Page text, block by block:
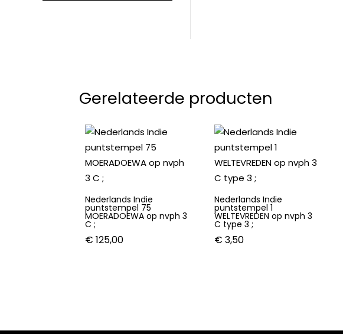
Gerelateerde producten
Nederlands Indie
puntstempel 75
MOERADOEWA op nvph 3
C ;
€ 125,00
Nederlands Indie
puntstempel 1
WELTEVREDEN op nvph 3
C type 3 ;
€ 3,50